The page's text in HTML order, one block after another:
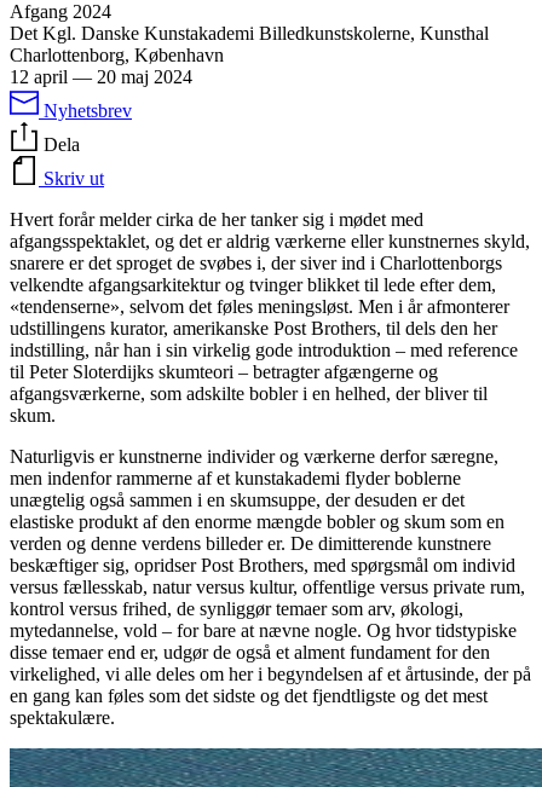
Afgang 2024
Det Kgl. Danske Kunstakademi Billedkunstskolerne, Kunsthal
Charlottenborg, København
12 april — 20 maj 2024
Nyhetsbrev
Dela
Skriv ut
Hvert forår melder cirka de her tanker sig i mødet med
afgangsspektaklet, og det er aldrig værkerne eller kunstnernes skyld,
snarere er det sproget de svøbes i, der siver ind i Charlottenborgs
velkendte afgangsarkitektur og tvinger blikket til lede efter dem,
«tendenserne», selvom det føles meningsløst. Men i år afmonterer
udstillingens kurator, amerikanske Post Brothers, til dels den her
indstilling, når han i sin virkelig gode introduktion – med reference
til Peter Sloterdijks skumteori – betragter afgængerne og
afgangsværkerne, som adskilte bobler i en helhed, der bliver til
skum.
Naturligvis er kunstnerne individer og værkerne derfor særegne,
men indenfor rammerne af et kunstakademi flyder boblerne
unægtelig også sammen i en skumsuppe, der desuden er det
elastiske produkt af den enorme mængde bobler og skum som en
verden og denne verdens billeder er. De dimitterende kunstnere
beskæftiger sig, opridser Post Brothers, med spørgsmål om individ
versus fællesskab, natur versus kultur, offentlige versus private rum,
kontrol versus frihed, de synliggør temaer som arv, økologi,
mytedannelse, vold – for bare at nævne nogle. Og hvor tidstypiske
disse temaer end er, udgør de også et alment fundament for den
virkelighed, vi alle deles om her i begyndelsen af et årtusinde, der på
en gang kan føles som det sidste og det fjendtligste og det mest
spektakulære.